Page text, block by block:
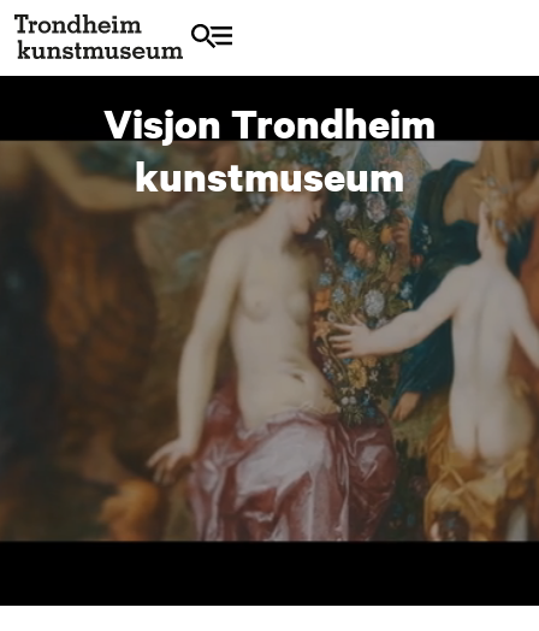
Visjon Trondheim
kunstmuseum